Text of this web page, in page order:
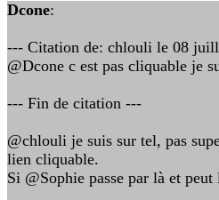
Dcone:
--- Citation de: chlouli le 08
@Dcone c est pas cliquable je
--- Fin de citation ---
@chlouli je suis sur tel, pas
lien cliquable.
Si @Sophie passe par là et